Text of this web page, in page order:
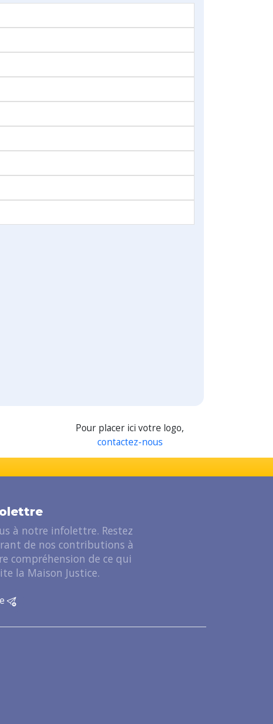
Pour placer ici votre logo,
contactez-nous
à notre infolettre. Restez
de nos contributions à
compréhension de ce qui
la Maison Justice.